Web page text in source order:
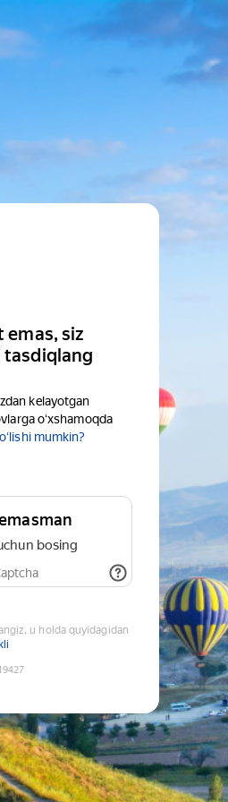
emas, siz
kelayotgan
oʻxshamoqda
mumkin?
bosing
u holda quyidagidan